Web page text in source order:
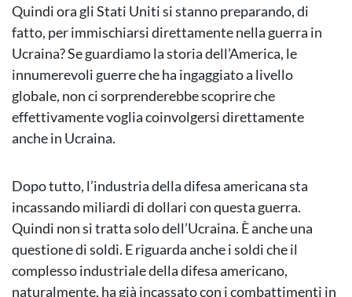
Quindi ora gli Stati Uniti si stanno preparando, di
fatto, per immischiarsi direttamente nella guerra in
Ucraina? Se guardiamo la storia dell’America, le
innumerevoli guerre che ha ingaggiato a livello
globale, non ci sorprenderebbe scoprire che
effettivamente voglia coinvolgersi direttamente
anche in Ucraina.
Dopo tutto, l’industria della difesa americana sta
incassando miliardi di dollari con questa guerra.
Quindi non si tratta solo dell’Ucraina. È anche una
questione di soldi. E riguarda anche i soldi che il
complesso industriale della difesa americano,
naturalmente, ha già incassato con i combattimenti in